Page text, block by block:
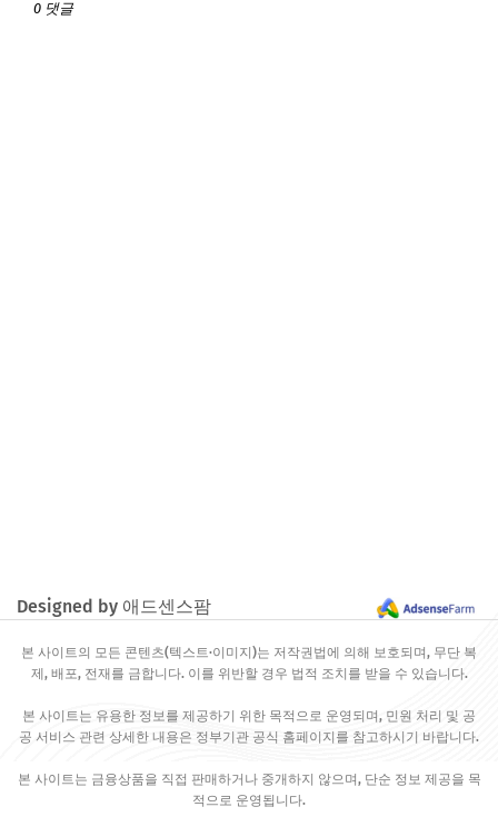
0 댓글
Designed by 애드센스팜
본 사이트의 모든 콘텐츠(텍스트·이미지)는 저작권법에 의해 보호되며, 무단 복
제, 배포, 전재를 금합니다. 이를 위반할 경우 법적 조치를 받을 수 있습니다.
본 사이트는 유용한 정보를 제공하기 위한 목적으로 운영되며, 민원 처리 및 공
공 서비스 관련 상세한 내용은 정부기관 공식 홈페이지를 참고하시기 바랍니다.
본 사이트는 금융상품을 직접 판매하거나 중개하지 않으며, 단순 정보 제공을 목
적으로 운영됩니다.